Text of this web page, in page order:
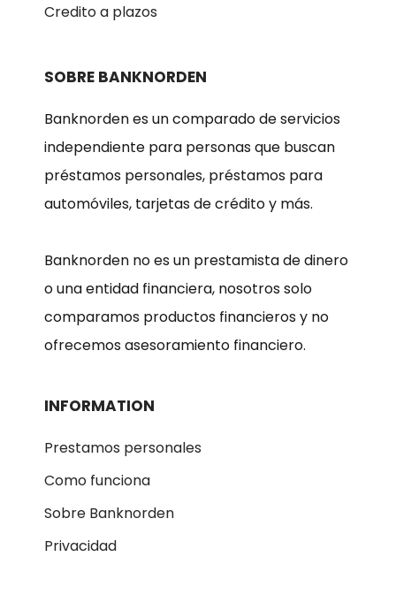
Credito a plazos
SOBRE BANKNORDEN
Banknorden es un comparado de servicios
independiente para personas que buscan
préstamos personales, préstamos para
automóviles, tarjetas de crédito y más.
Banknorden no es un prestamista de dinero
o una entidad financiera, nosotros solo
comparamos productos financieros y no
ofrecemos asesoramiento financiero.
INFORMATION
Prestamos personales
Como funciona
Sobre Banknorden
Privacidad